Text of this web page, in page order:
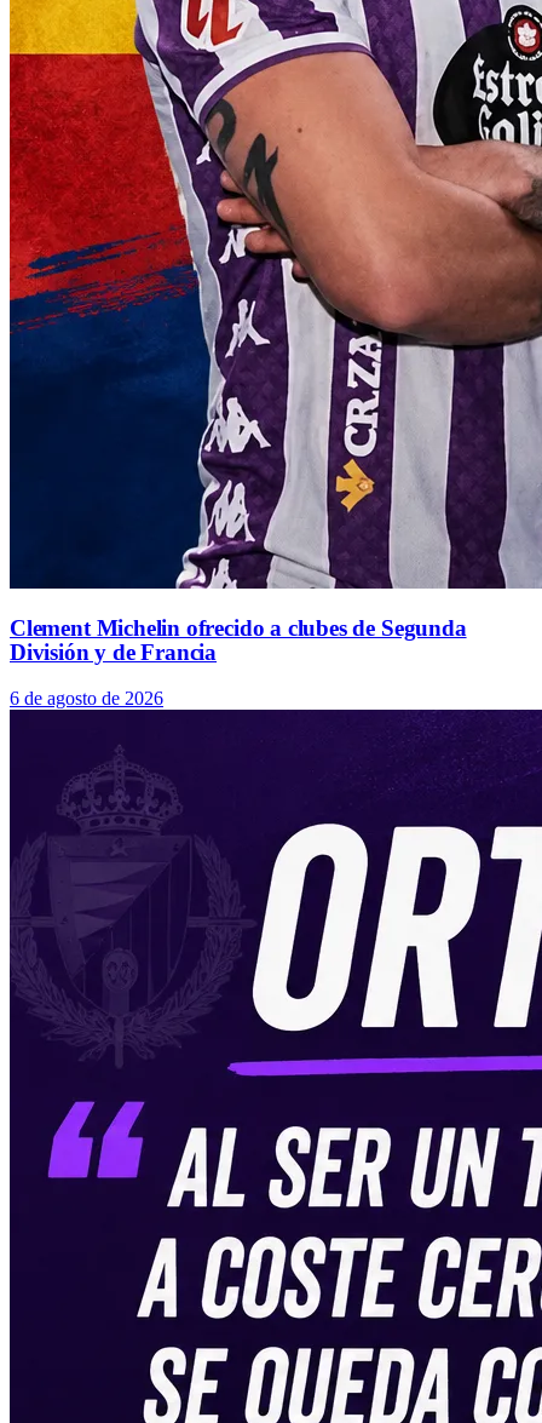
Clement Michelin ofrecido a clubes de Segunda
División y de Francia
6 de agosto de 2026